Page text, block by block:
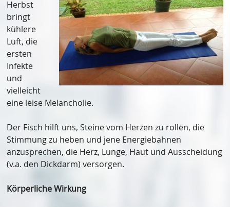
Herbst
bringt
kühlere
Luft, die
ersten
Infekte
und
vielleicht
eine leise Melancholie.
Der Fisch hilft uns, Steine vom Herzen zu rollen, die
Stimmung zu heben und jene Energiebahnen
anzusprechen, die Herz, Lunge, Haut und Ausscheidung
(v.a. den Dickdarm) versorgen.
Körperliche Wirkung